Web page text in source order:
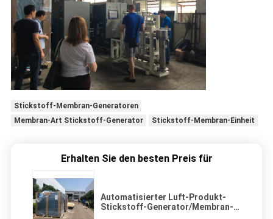
Stickstoff-Membran-Generatoren
Membran-Art Stickstoff-Generator
Stickstoff-Membran-Einheit
Erhalten Sie den besten Preis für
Automatisierter Luft-Produkt-
Stickstoff-Generator/Membran-